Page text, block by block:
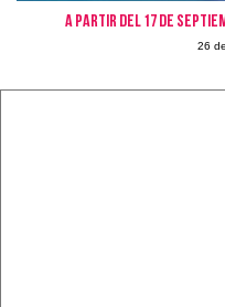
A partir del 17 de
26